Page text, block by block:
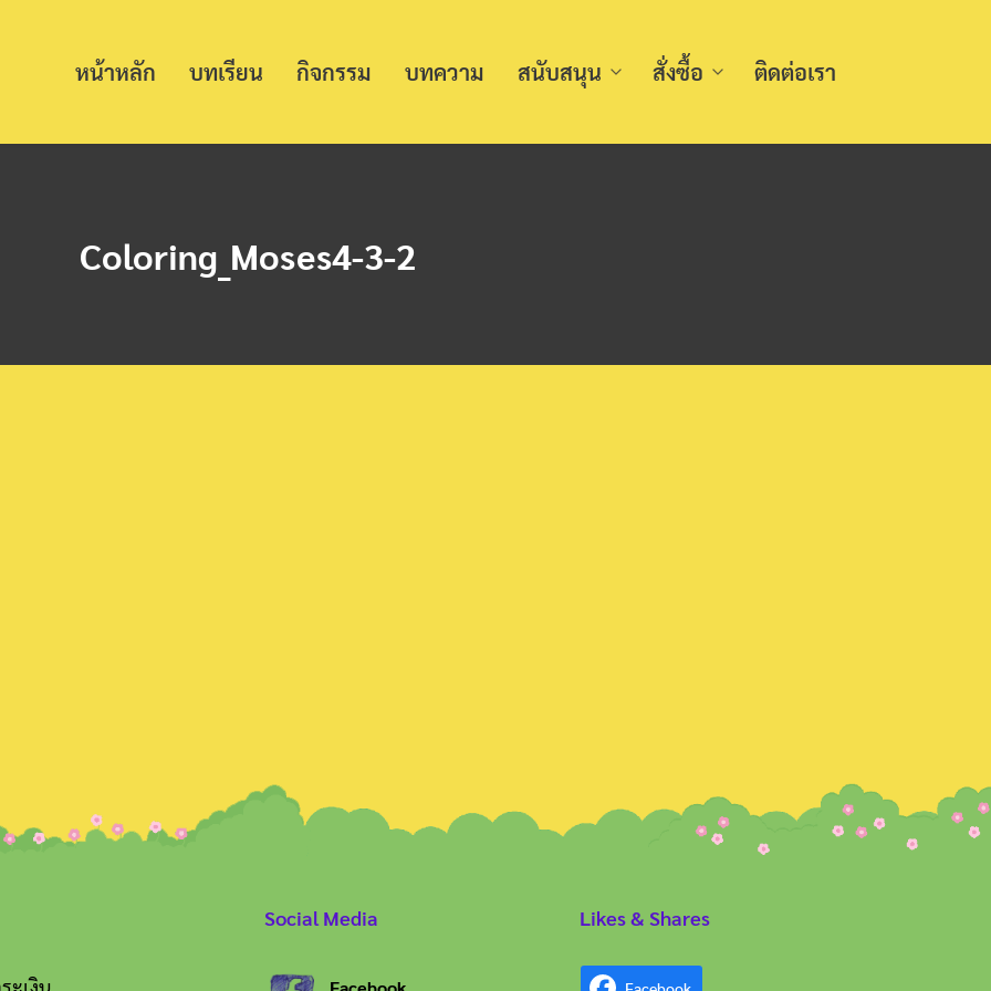
หน้าหลัก บทเรียน กิจกรรม บทความ สนับสนุน สั่งซื้อ ติดต่อเรา
Coloring_Moses4-3-2
Social Media Likes & Shares